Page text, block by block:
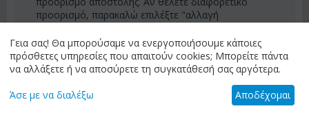
προορισμό, παρακαλώ επιλέξτε "αλλαγή
για τον προορισμό σας.
ΑΛΛΑΓΗ ΠΡΟΟΡΙΣΜΟΥ
Γεια σας! Θα μπορούσαμε να ενεργοποιήσουμε κάποιες
πρόσθετες υπηρεσίες που απαιτούν cookies; Μπορείτε πάντα
να αλλάξετε ή να αποσύρετε τη συγκατάθεσή σας αργότερα.
Άσε με να διαλέξω Αποδέχομαι